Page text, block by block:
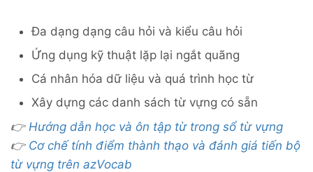
Đa dạng dạng câu hỏi và kiểu câu hỏi
Ứng dụng kỹ thuật lặp lại ngắt quãng
Cá nhân hóa dữ liệu và quá trình học từ
Xây dựng các danh sách từ vựng có sẵn
👉 Hướng dẫn học và ôn tập từ trong sổ từ vựng
👉 Cơ chế tính điểm thành thạo và đánh giá tiến bộ
từ vựng trên azVocab